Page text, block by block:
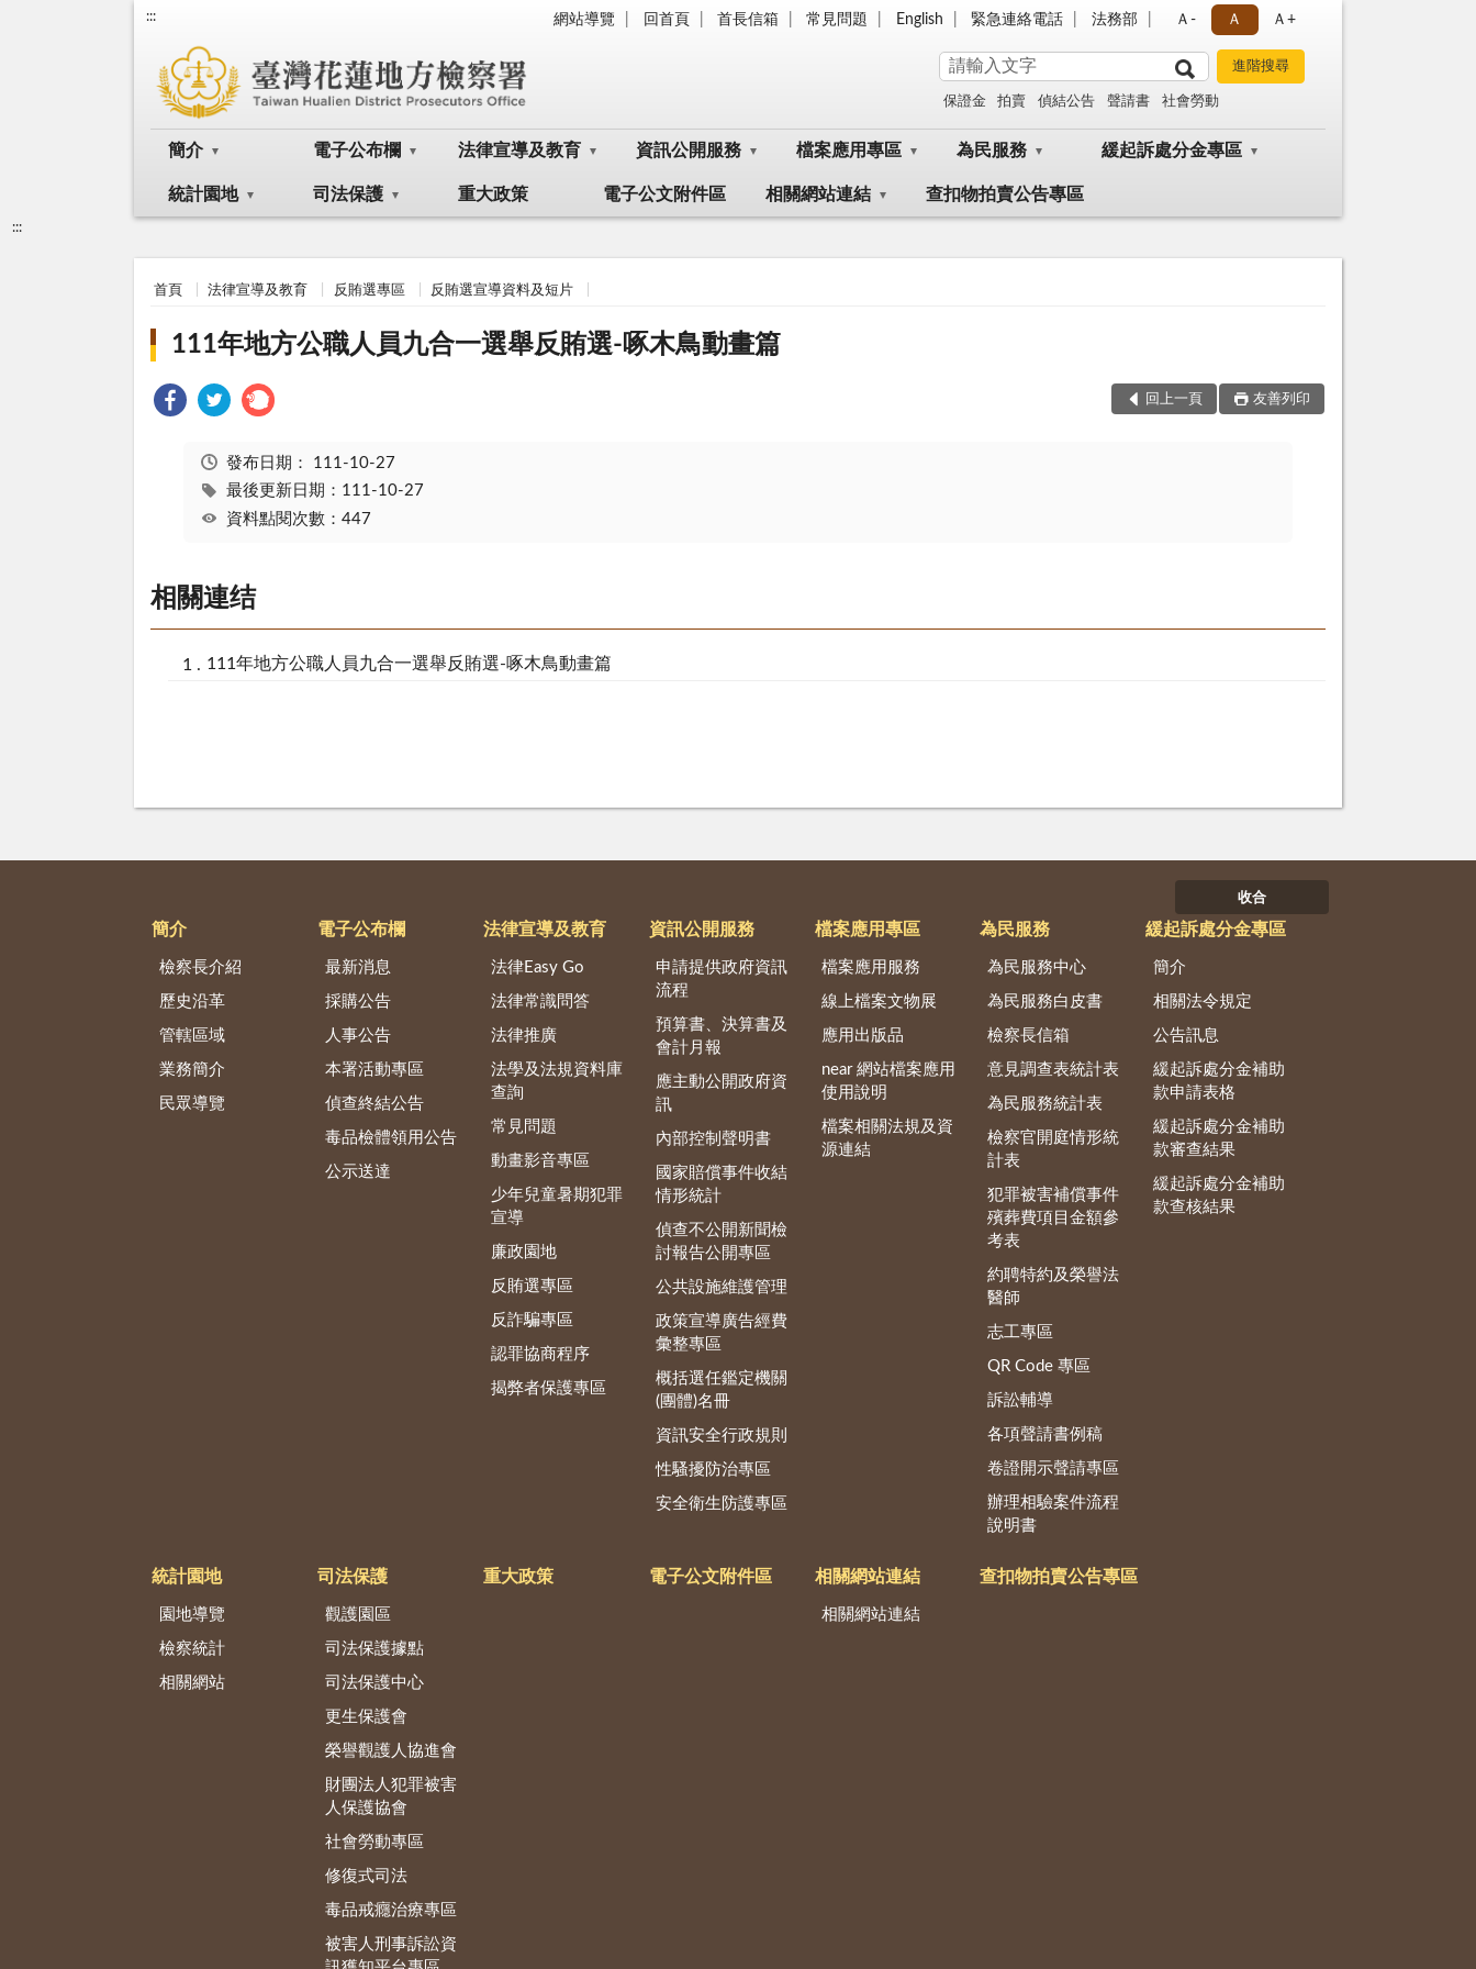
::: 網站導覽 回首頁 首長信箱 常見問題 English 緊急連絡電話 法務部 Ａ- Ａ Ａ+
保證金 拍賣 偵結公告 聲請書 社會勞動
簡介 電子公布欄 法律宣導及教育 資訊公開服務 檔案應用專區 為民服務 緩起訴處分金專區
統計園地 司法保護 重大政策 電子公文附件區 相關網站連結 查扣物拍賣公告專區
:::
首頁 法律宣導及教育 反賄選專區 反賄選宣導資料及短片
111年地方公職人員九合一選舉反賄選-啄木鳥動畫篇
回上一頁 友善列印
發布日期： 111-10-27
最後更新日期：111-10-27
資料點閱次數：447
相關連结
111年地方公職人員九合一選舉反賄選-啄木鳥動畫篇
收合
簡介
檢察長介紹
歷史沿革
管轄區域
業務簡介
民眾導覽
電子公布欄
最新消息
採購公告
人事公告
本署活動專區
偵查終結公告
毒品檢體領用公告
公示送達
法律宣導及教育
法律Easy Go
法律常識問答
法律推廣
法學及法規資料庫
查詢
常見問題
動畫影音專區
少年兒童暑期犯罪
宣導
廉政園地
反賄選專區
反詐騙專區
認罪協商程序
揭弊者保護專區
資訊公開服務
申請提供政府資訊
流程
預算書、決算書及
會計月報
應主動公開政府資
訊
內部控制聲明書
國家賠償事件收結
情形統計
偵查不公開新聞檢
討報告公開專區
公共設施維護管理
政策宣導廣告經費
彙整專區
概括選任鑑定機關
(團體)名冊
資訊安全行政規則
性騷擾防治專區
安全衛生防護專區
檔案應用專區
檔案應用服務
線上檔案文物展
應用出版品
near 網站檔案應用
使用說明
檔案相關法規及資
源連結
為民服務
為民服務中心
為民服務白皮書
檢察長信箱
意見調查表統計表
為民服務統計表
檢察官開庭情形統
計表
犯罪被害補償事件
殯葬費項目金額參
考表
約聘特約及榮譽法
醫師
志工專區
QR Code 專區
訴訟輔導
各項聲請書例稿
卷證開示聲請專區
辦理相驗案件流程
說明書
緩起訴處分金專區
簡介
相關法令規定
公告訊息
緩起訴處分金補助
款申請表格
緩起訴處分金補助
款審查結果
緩起訴處分金補助
款查核結果
統計園地
園地導覽
檢察統計
相關網站
司法保護
觀護園區
司法保護據點
司法保護中心
更生保護會
榮譽觀護人協進會
財團法人犯罪被害
人保護協會
社會勞動專區
修復式司法
毒品戒癮治療專區
被害人刑事訴訟資
重大政策 電子公文附件區 相關網站連結
相關網站連結
查扣物拍賣公告專區